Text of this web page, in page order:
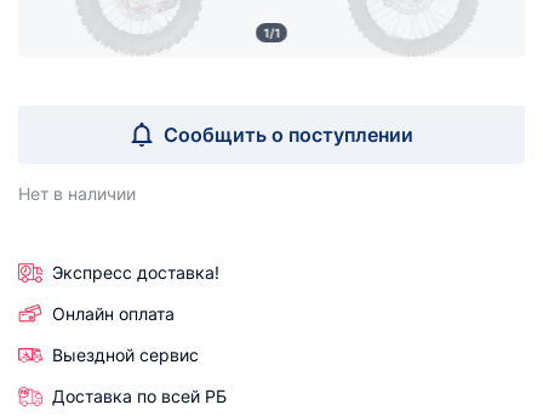
1/1
Сообщить о поступлении
Нет в наличии
Экспресс доставка!
Онлайн оплата
Выездной сервис
Доставка по всей РБ